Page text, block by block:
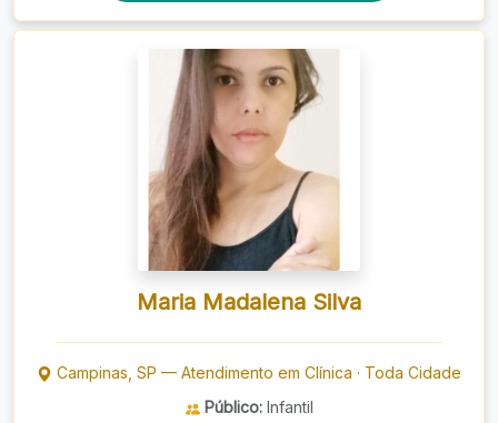
Maria Madalena Silva
Campinas SP — Atendimento em Clínica · Toda Cidade
Público:Infantil